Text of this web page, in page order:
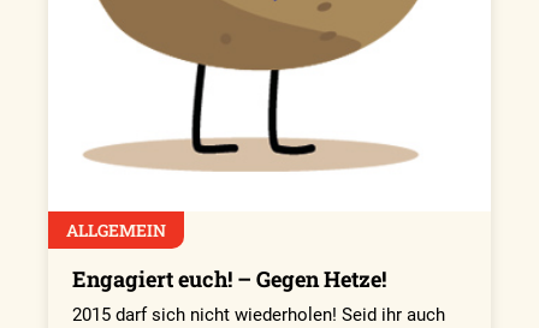
ALLGEMEIN
Engagiert euch! – Gegen Hetze!
2015 darf sich nicht wiederholen! Seid ihr auch